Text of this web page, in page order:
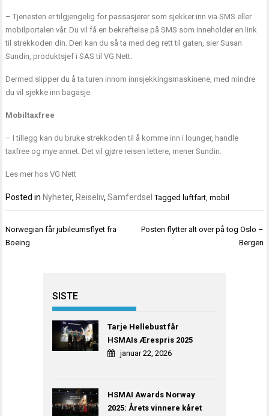
– Tjenesten er tilgjengelig for passasjerer som sjekker inn via SMS eller
mobilportalen vår. Du vil få en bekreftelse på SMS som inneholder en link
til strekkoden din. Den kan du så ta med deg rett til gaten, sier Susan
Sundin, produktsjef i SAS til VG Nett.
Dermed slipper du å ta turen innom innsjekkingsmaskinene, med mindre
du vil sjekke inn bagasje.
Mobiltaxfree
– I tillegg kan du bruke strekkoden til å komme inn i lounger, handle
taxfree og mye annet. Det vil gjøre reisen lettere, mener Sundin.
Les mer hos VG Nett
Posted in Nyheter, Reiseliv,Samferdsel Tagged luftfart,mobil
Innleggsnavigasjon
Norwegian får jubileumsflyet fra
Boeing
Posten flytter alt over på tog Oslo –
Bergen
SISTE
Tarje Hellebust får
HSMAIs Ærespris 2025
januar 22, 2026
HSMAI Awards Norway
2025: Årets vinnere kåret